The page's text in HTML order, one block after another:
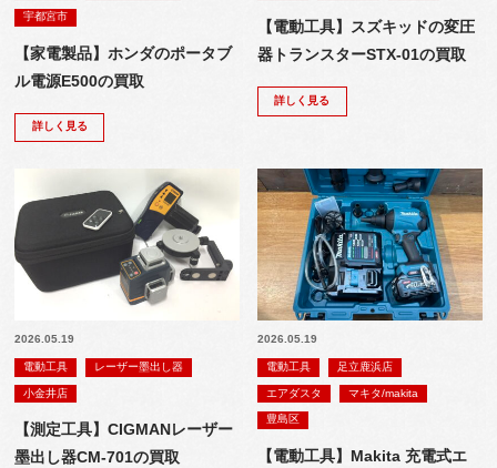
宇都宮市
【家電製品】ホンダのポータブ
ル電源E500の買取
詳しく見る
【電動工具】スズキッドの変圧
器トランスターSTX-01の買取
詳しく見る
2026.05.19
電動工具 レーザー墨出し器
小金井店
【測定工具】CIGMANレーザー
墨出し器CM-701の買取
2026.05.19
電動工具 足立鹿浜店
エアダスタ マキタ/makita
豊島区
【電動工具】Makita 充電式エ